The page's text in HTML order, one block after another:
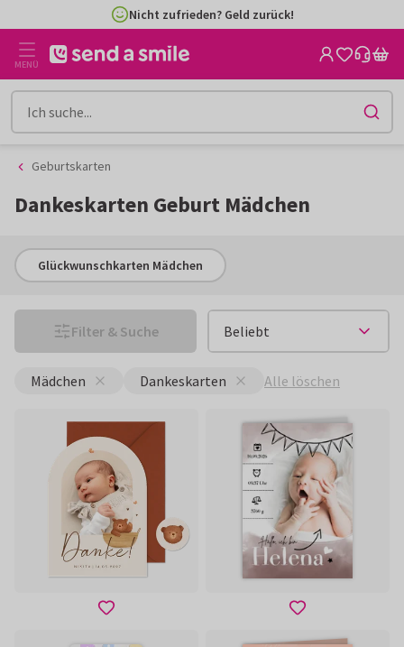
Inhalt
gehen
Filter
4,8/5 aus 5.300+ Bewertungen | Käuferschutz
MENÜ
Geburtskarten
Dankeskarten Geburt Mädchen
Glückwunschkarten Mädchen
Filter & Suche
Mädchen Dankeskarten Alle löschen